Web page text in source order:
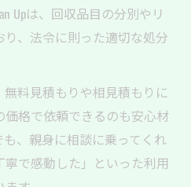
Upは、回収品目の分別やリ
、法令に則った適切な処分
料見積もりや相見積もりに
格で依頼できるのも安心材
、親身に相談に乗ってくれ
で感動した」といった利用